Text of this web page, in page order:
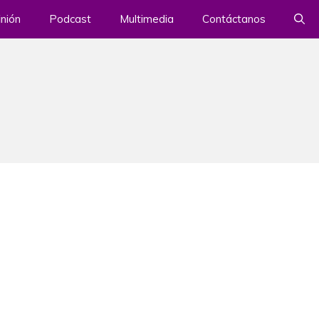
Podcast Multimedia Contáctanos